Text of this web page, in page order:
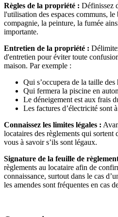
Règles de la propriété : Définissez
l'utilisation des espaces communs,
compagnie, la peinture, la fumée
importante.
Entretien de la propriété :
d'entretien pour éviter toute
maison. Par exemple :
Qui s’occupera de la taille des
Qui fermera la piscine en
Le déneigement est aux frais
Les factures d’électricité sont
Connaissez les limites légales :
locataires des règlements qui sortent
vous à savoir s’ils sont légaux.
Signature de la feuille de
règlements au locataire afin de
connaissance, surtout dans le cas
les amendes sont fréquentes en cas